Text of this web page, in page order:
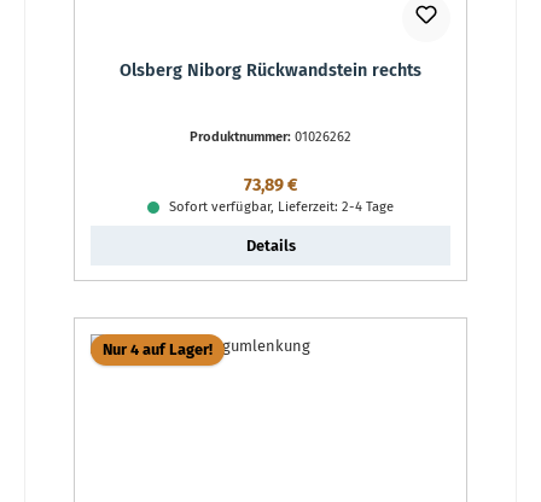
Olsberg Niborg Rückwandstein rechts
Produktnummer: 01026262
Regulärer Preis:
73,89 €
Sofort verfügbar, Lieferzeit: 2-4 Tage
Details
Nur 4 auf Lager!